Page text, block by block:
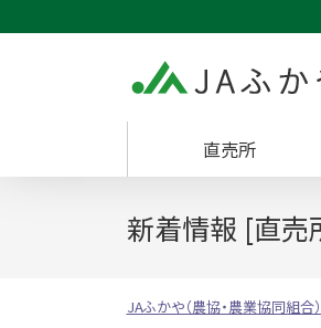
直売所
新着情報 [直売
JAふかや（農協・農業協同組合）